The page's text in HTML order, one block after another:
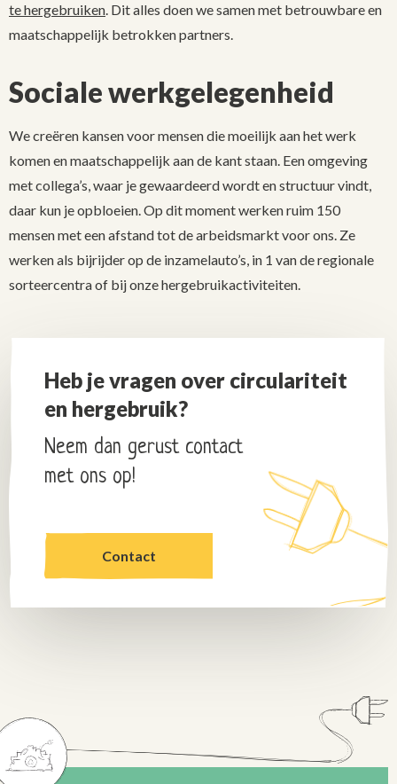
te hergebruiken. Dit alles doen we samen met betrouwbare en
maatschappelijk betrokken partners.
Sociale werkgelegenheid
We creëren kansen voor mensen die moeilijk aan het werk
komen en maatschappelijk aan de kant staan. Een omgeving
met collega’s, waar je gewaardeerd wordt en structuur vindt,
daar kun je opbloeien. Op dit moment werken ruim 150
mensen met een afstand tot de arbeidsmarkt voor ons. Ze
werken als bijrijder op de inzamelauto’s, in 1 van de regionale
sorteercentra of bij onze hergebruikactiviteiten.
Heb je vragen over circulariteit
en hergebruik?
Neem dan gerust contact
met ons op!
Contact